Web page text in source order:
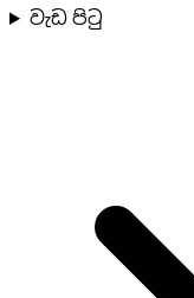
වැඩ පිටු